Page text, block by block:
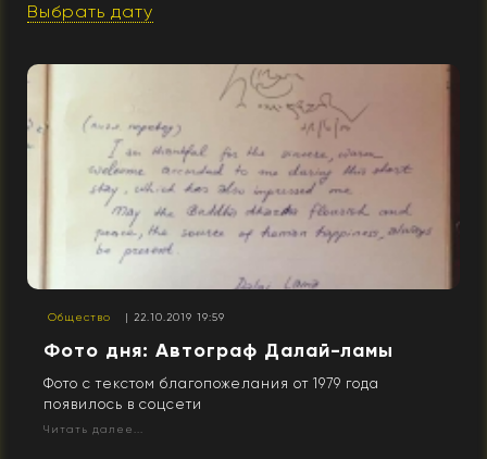
Выбрать дату
Общество | 22.10.2019 19:59
Фото дня: Автограф Далай-ламы
Фото с текстом благопожелания от 1979 года
появилось в соцсети
Читать далее...